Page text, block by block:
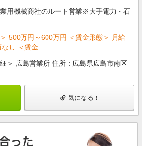
業用機械商社のルート営業※大手電力・石
500万円～600万円 ＜賃金形態＞ 月給
し ＜賃金...
＞ 広島営業所 住所：広島県広島市南区
気になる！